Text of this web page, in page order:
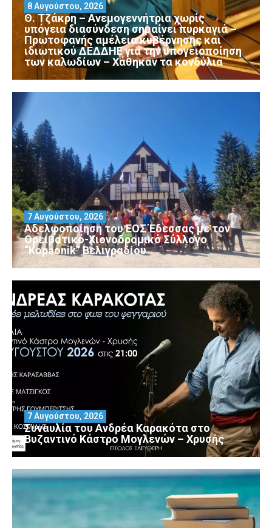
Θ. Τζάκρη – Ανεμογεννήτρια χωρίς
υπόγεια διασύνδεση σημαίνει πυρκαγιά –
Πρωτοφανής αμέλεια κυβέρνησης και
ιδιωτικού ΔΕΔΔΗΕ για την υπογειοποίηση
των καλωδίων – Χάθηκαν τα κονδύλια
8 Αυγούστου, 2026
Αδελφοποίηση του ΕΟΣ Έδεσσας με τον
Ορειβατικό-Χιονοδρομικό Σύλλογο
“Kopaonik” Βελιγραδίου
7 Αυγούστου, 2026
Συναυλία του Ανδρέα Καρακότα στο
Βυζαντινό Κάστρο Μογλενών – Χρυσής
7 Αυγούστου, 2026